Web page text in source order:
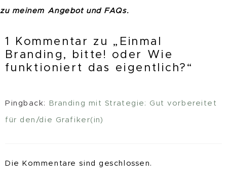
zu meinem Angebot und FAQs.
1 Kommentar zu „Einmal
Branding, bitte! oder Wie
funktioniert das eigentlich?“
Pingback: Branding mit Strategie: Gut vorbereitet
für den/die Grafiker(in)
Die Kommentare sind geschlossen.